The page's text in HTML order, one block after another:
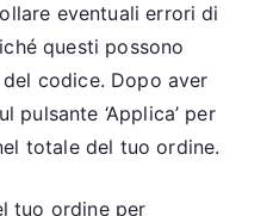
eventuali errori di
questi possono
codice. Dopo aver
pulsante ‘Applica’ per
totale del tuo ordine.
tuo ordine per